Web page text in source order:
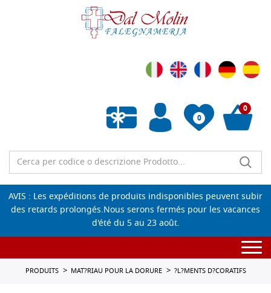
0
Liste de souhaits vide
0
AVIS : Les expéditions de produits indisponibles peuvent subir
des retards prolongés.Nous serons fermés pour les vacances
d'été du 5 au 23 août.
PRODUITS MAT?RIAU POUR LA DORURE ?L?MENTS D?CORATIFS